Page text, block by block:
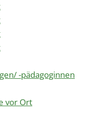
-pädagoginnen
vor Ort